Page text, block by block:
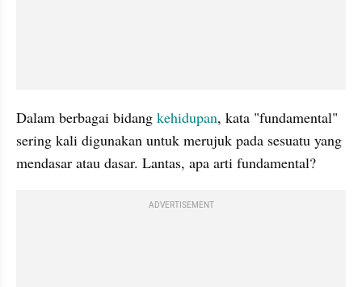
Dalam berbagai bidang kehidupan, kata "fundamental"
sering kali digunakan untuk merujuk pada sesuatu yang
mendasar atau dasar. Lantas, apa arti fundamental?
ADVERTISEMENT